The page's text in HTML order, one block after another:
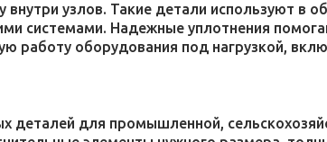
внутри узлов. Такие детали используют в
системами. Надежные уплотнения
работу оборудования под нагрузкой,
для промышленной,